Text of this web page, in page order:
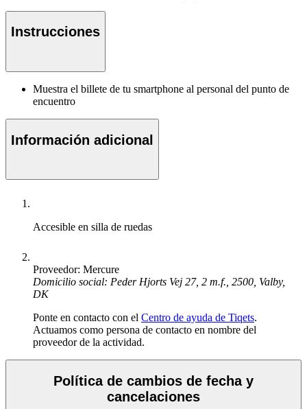
Instrucciones
Muestra el billete de tu smartphone al personal del punto de
encuentro
Información adicional
Accesible en silla de ruedas
Proveedor: Mercure
Domicilio social: Peder Hjorts Vej 27, 2 m.f., 2500, Valby,
DK
Ponte en contacto con el Centro de ayuda de Tiqets.
Actuamos como persona de contacto en nombre del
proveedor de la actividad.
Política de cambios de fecha y
cancelaciones